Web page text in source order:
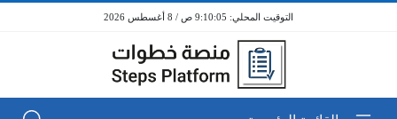
9:10:06 ص / 8 أغسطس 2026